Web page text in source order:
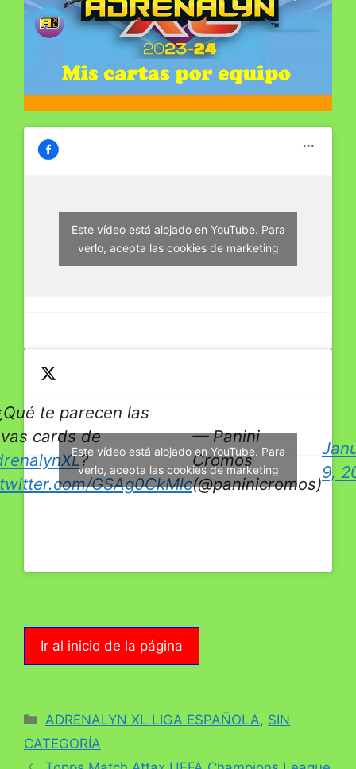
Este vídeo está alojado en YouTube. Para
verlo, acepta las cookies de marketing
te parecen las
cards de
?
GSAg0CkMlc
— Panini
Cromos
(@paninicromos)
9,
Este vídeo está alojado en YouTube. Para
verlo, acepta las cookies de marketing
Ir al inicio de la página
Categorías
ADRENALYN XL LIGA ESPAÑOLA, SIN
CATEGORÍA